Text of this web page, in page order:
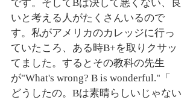
です。そしてBは決して悪くない、良
いと考える人がたくさんいるので
す。私がアメリカのカレッジに行っ
ていたころ、ある時B+を取りクサッ
てました。するとその教科の先生
が"What's wrong? B is wonderful."「
どうしたの。Bは素晴らしいじゃない